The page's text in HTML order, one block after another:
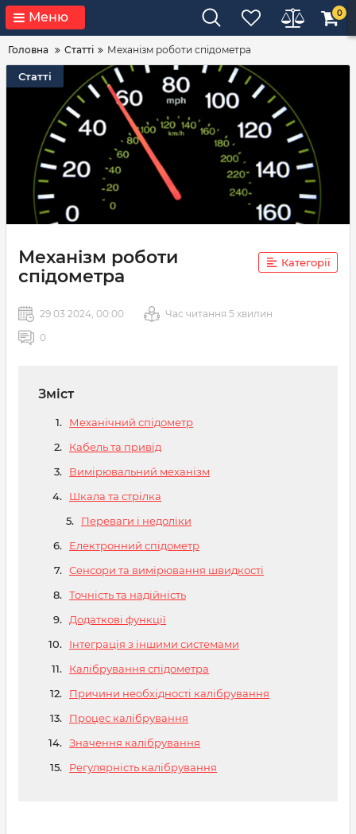
Меню 0
Головна Статті Механізм роботи спідометра
Статті
Механізм роботи
спідометра
Категорії
29 03 2024, 00:00
Час читання 5 хвилин
0
Зміст
Механічний спідометр
Кабель та привід
Вимірювальний механізм
Шкала та стрілка
Переваги і недоліки
Електронний спідометр
Сенсори та вимірювання швидкості
Точність та надійність
Додаткові функції
Інтеграція з іншими системами
Калібрування спідометра
Причини необхідності калібрування
Процес калібрування
Значення калібрування
Регулярність калібрування